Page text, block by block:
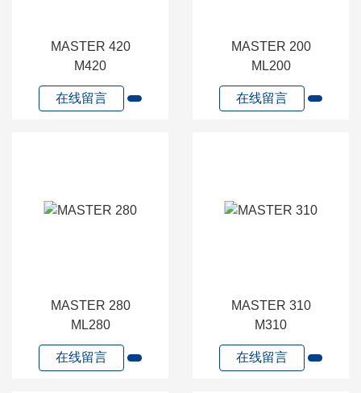
MASTER 420
M420
在线留言
MASTER 200
ML200
在线留言
MASTER 280
ML280
在线留言
MASTER 310
M310
在线留言